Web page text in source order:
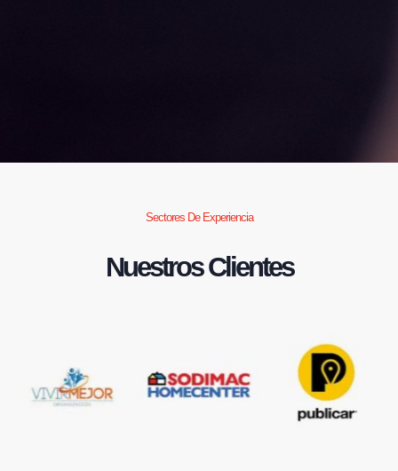
Sectores De Experiencia
Nuestros Clientes